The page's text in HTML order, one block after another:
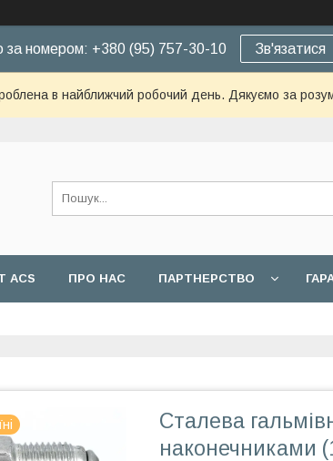
за номером: +380 (95) 757-30-10 Зв'язатися
в найближчий робочий день. Дякуємо за
ACS ПРО НАС ПАРТНЕРСТВО
Сталева
наконечниками